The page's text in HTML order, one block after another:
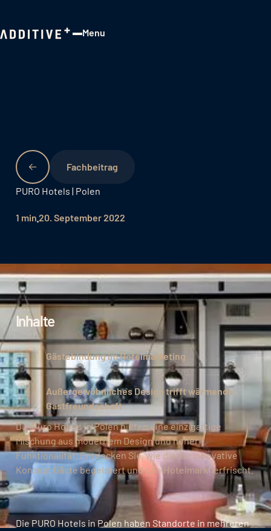
Menu
Fachbeitrag
PURO Hotels | Polen
1 min 20. September 2022
Die Puro Hotels in Polen bieten eine einzigartige
Mischung aus modernem Design und hoher
Funktionalität. Entdecken Sie, wie dieses innovative
Konzept Gäste begeistert und den Hotelmarkt erfrischt.
Die PURO Hotels in Polen haben Standorte in mehreren
Inhalte
Gästebindung im Hotelmarketing
Außergewöhnliches Design trifft wärmende
Gastfreundschaft